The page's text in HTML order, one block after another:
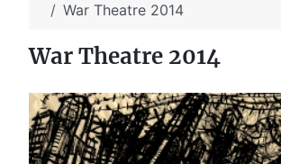
War Theatre 2014
War Theatre 2014